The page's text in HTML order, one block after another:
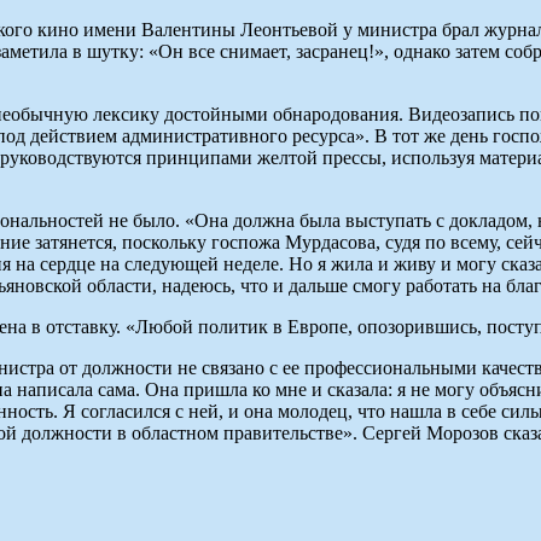
кино имени Валентины Леонтьевой у министра брал
в шутку: «Он все снимает, засранец!», однако затем
лексику достойными обнародования. Видеозапись
действием административного ресурса». В тот же день
принципами желтой прессы, используя
не было. «Она должна была выступать с докладом,
затянется, поскольку госпожа Мурдасова, судя по всему,
на сердце на следующей неделе. Но я жила и живу и могу
области, надеюсь, что и дальше смогу работать на
в отставку. «Любой политик в Европе, опозорившись,
от должности не связано с ее профессиональными
написала сама. Она пришла ко мне и сказала: я не могу
Я согласился с ней, и она молодец, что нашла в себе
должности в областном правительстве». Сергей Морозов